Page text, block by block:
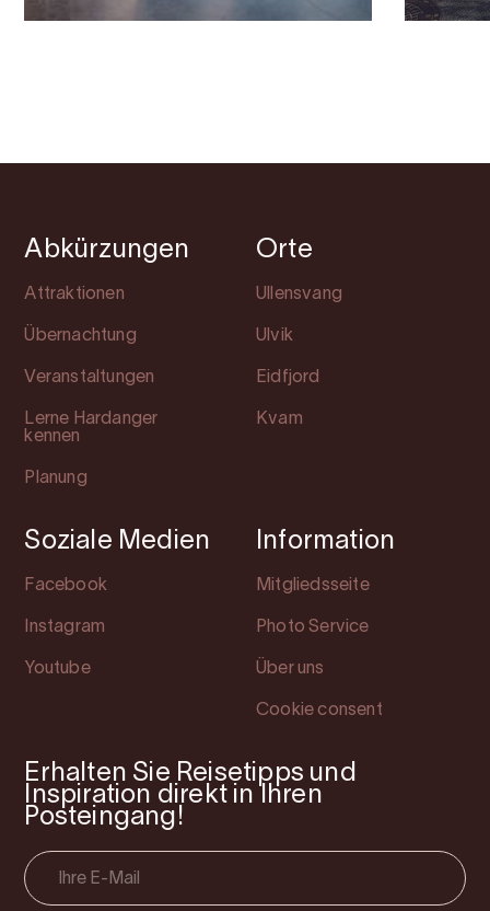
Abkürzungen
Attraktionen
Übernachtung
Veranstaltungen
Lerne Hardanger
kennen
Planung
Orte
Ullensvang
Ulvik
Eidfjord
Kvam
Soziale Medien
Facebook
Instagram
Youtube
Information
Mitgliedsseite
Photo Service
Über uns
Cookie consent
Erhalten Sie Reisetipps und
Inspiration direkt in Ihren
Posteingang!